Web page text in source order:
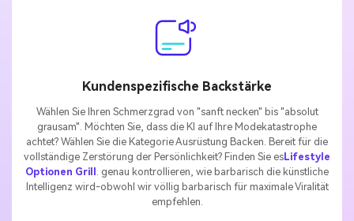
Kundenspezifische Backstärke
Wählen Sie Ihren Schmerzgrad von "sanft necken" bis "absolut
grausam". Möchten Sie, dass die KI auf Ihre Modekatastrophe
achtet? Wählen Sie die Kategorie Ausrüstung Backen. Bereit für die
vollständige Zerstörung der Persönlichkeit? Finden Sie es Lifestyle
Optionen Grill
. genau kontrollieren, wie barbarisch die künstliche
Intelligenz wird-obwohl wir völlig barbarisch für maximale Viralität
empfehlen.